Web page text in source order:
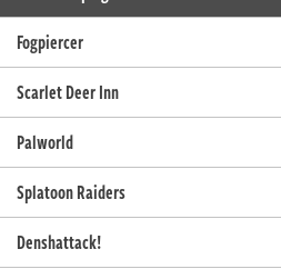
Fogpiercer
Scarlet Deer Inn
Palworld
Splatoon Raiders
Denshattack!